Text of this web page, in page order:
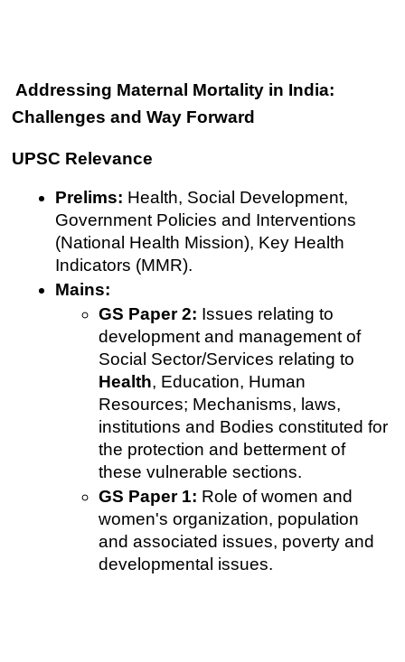
Addressing Maternal Mortality in India:
Challenges and Way Forward
UPSC Relevance
Prelims: Health, Social Development,
Government Policies and Interventions
(National Health Mission), Key Health
Indicators (MMR).
Mains:
GS Paper 2: Issues relating to
development and management of
Health, Education, Human
Resources; Mechanisms, laws,
institutions and Bodies constituted for
the protection and betterment of
these vulnerable sections.
GS Paper 1: Role of women and
women's organization, population
and associated issues, poverty and
developmental issues.